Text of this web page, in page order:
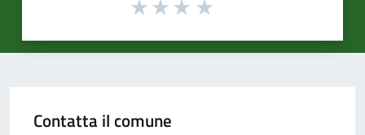
Contatta il comune